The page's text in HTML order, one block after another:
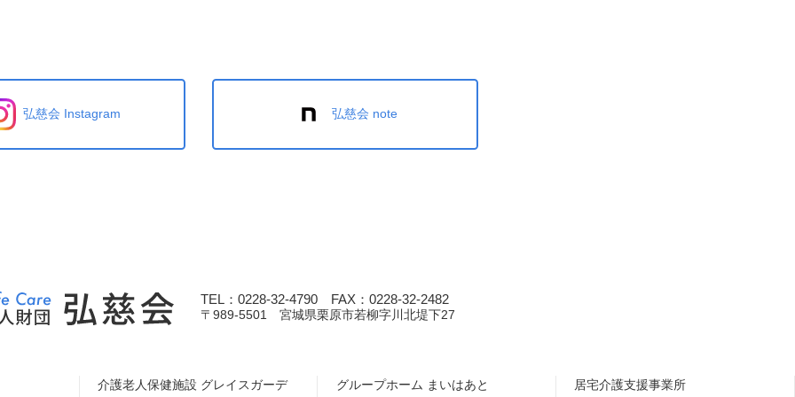
弘慈会 Instagram 弘慈会 note
TEL：0228-32-4790 FAX：0228-32-2482
〒989-5501 宮城県栗原市若柳字川北堤下27
介護老人保健施設 グレイスガーデ
グループホーム まいはあと
居宅介護支援事業所